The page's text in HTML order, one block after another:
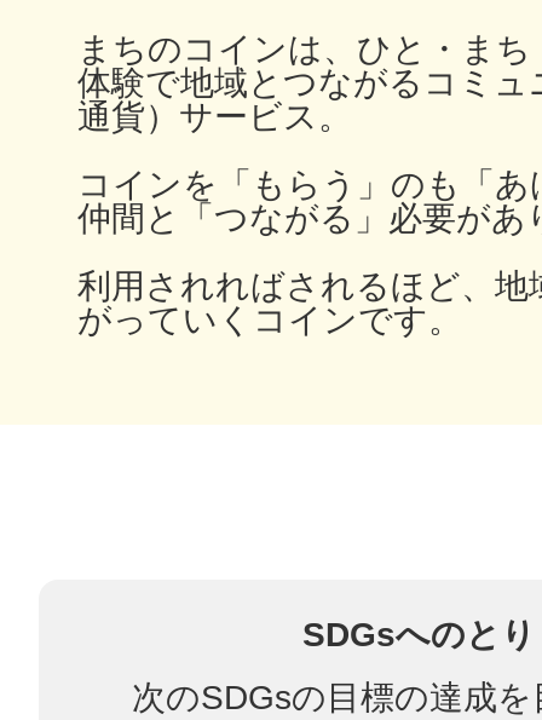
まちのコインは、ひと・ま
体験で地域とつながるコミュ
通貨）サービス。
コインを「もらう」のも「
仲間と「つながる」必要があ
利用されればされるほど、地
がっていくコインです。
SDGsへのと
次のSDGsの目標の達成
シモキ
多度津